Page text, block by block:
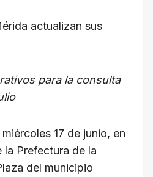
actualizan sus
para la consulta
17 de junio, en
la Prefectura de la
del municipio